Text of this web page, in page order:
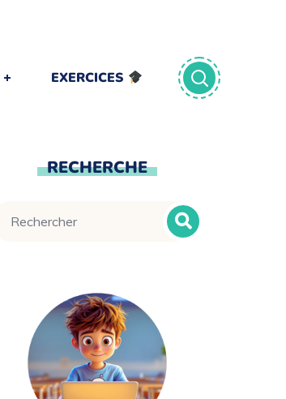
EXERCICES
RECHERCHE